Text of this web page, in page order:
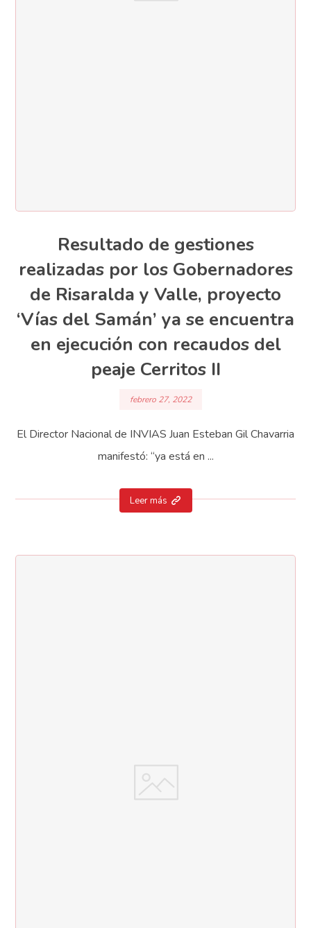
Resultado de gestiones
realizadas por los Gobernadores
de Risaralda y Valle, proyecto
‘Vías del Samán’ ya se encuentra
en ejecución con recaudos del
peaje Cerritos II
febrero 27, 2022
El Director Nacional de INVIAS Juan Esteban Gil Chavarria
manifestó: “ya está en ...
Leer más